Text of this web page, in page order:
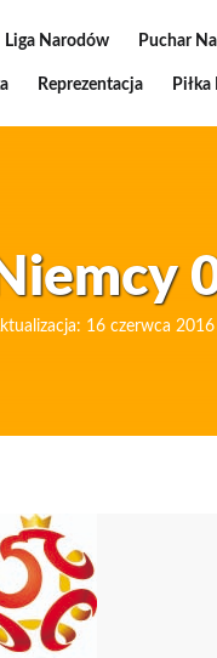
Liga Narodów Puchar
Reprezentacja
16 czerwca 2016